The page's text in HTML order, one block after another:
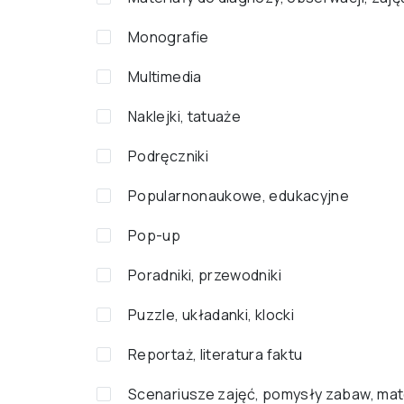
Monografie
Multimedia
Naklejki, tatuaże
Podręczniki
Popularnonaukowe, edukacyjne
Pop-up
Poradniki, przewodniki
Puzzle, układanki, klocki
Reportaż, literatura faktu
Scenariusze zajęć, pomysły zabaw,